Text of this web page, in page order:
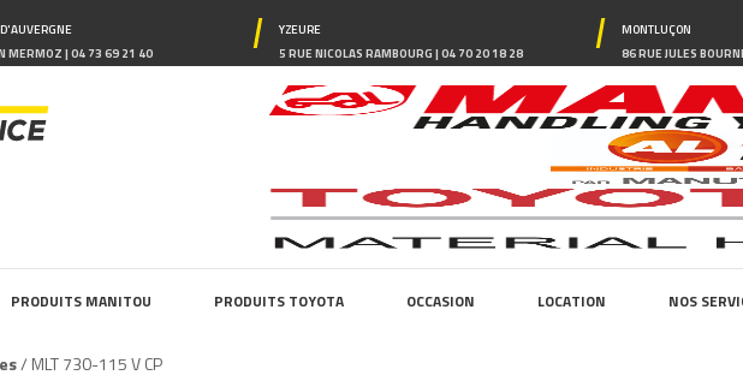
MERMOZ | 04 73 69 21 40
YZEURE
5 RUE NICOLAS RAMBOURG | 04 70 20 18 28
MONTLUÇON
86 RUE JULES
PRODUITS MANITOU PRODUITS TOYOTA OCCASION LOCATION NOS
/ MLT 730-115 V CP